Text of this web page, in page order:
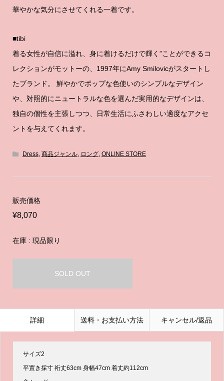
華やかな気分にさせてくれる一着です。
■tibi
着る女性が自信に溢れ、身に着けるだけで輝く”ことができるコ
レクションがモットーの、1997年にAmy Smilovicがスタートし
たブランド。 鮮やかでポップな色使いのシンプルなデザイン
や、対照的にニュートラルな色を選んだ実用的なデザインは、
独自の個性を主張しつつ、日常生活にふさわしい適度なアクセ
ントを与えてくれます。
Dress, 商品ジャンル, ロング, ONLINE STORE
販売価格
¥8,070
在庫 : 現品限り
SOLD OUT
詳細 送料・お支払い方法 キャンセル/返品
サイズ2
平置き採寸 裄丈63cm 身幅47cm 着丈約112cm